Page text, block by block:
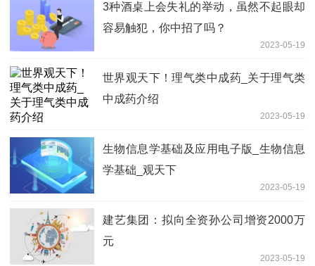
3种酒桌上会失礼的举动，虽然不起眼却
容易触犯，你中招了吗？
2023-05-19
世界观天下！理气类中成药_关于理气类
中成药介绍
2023-05-19
生物信息学基础及应用电子版_生物信息
学基础_观天下
2023-05-19
建艺集团：拟向全资孙公司增资2000万
元
2023-05-19